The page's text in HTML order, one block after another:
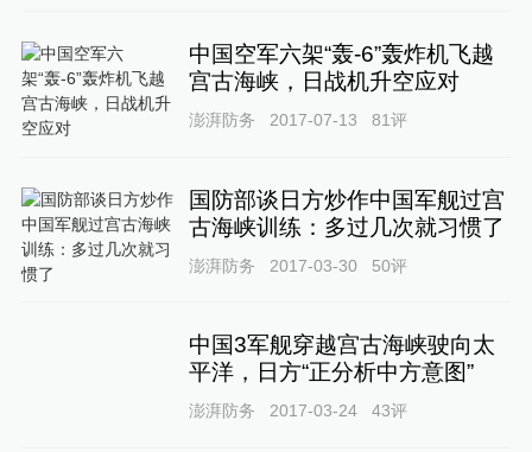
中国空军六架“轰-6”轰炸机飞越
宫古海峡，日战机升空应对
澎湃防务 2017-07-13 81评
国防部谈日方炒作中国军舰过宫
古海峡训练：多过几次就习惯了
澎湃防务 2017-03-30 50评
中国3军舰穿越宫古海峡驶向太
平洋，日方“正分析中方意图”
澎湃防务 2017-03-24 43评